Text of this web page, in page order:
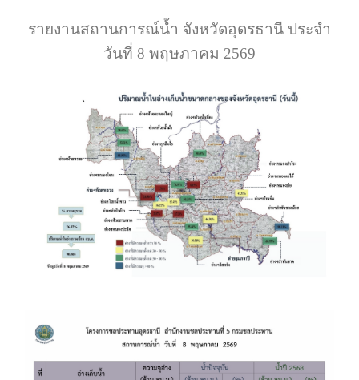
รายงานสถานการณ์น้ำ จังหวัดอุดรธานี ประจำ
วันที่ 8 พฤษภาคม 2569